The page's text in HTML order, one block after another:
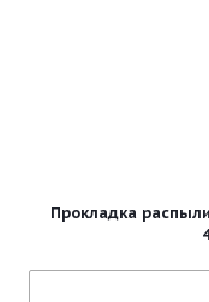
Прокладка